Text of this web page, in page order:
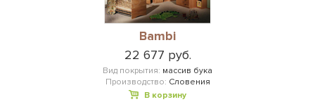
Bambi
22 677 руб.
Вид покрытия: массив бука
Производство: Словения
В корзину